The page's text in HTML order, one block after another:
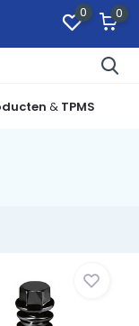
0 0
& TPMS